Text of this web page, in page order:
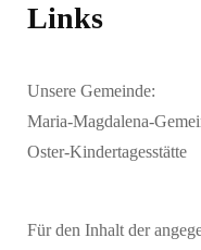
Links
Unsere Gemeinde:
Maria-Magdalena-
Oster-Kindertagesstätte
Für den Inhalt der